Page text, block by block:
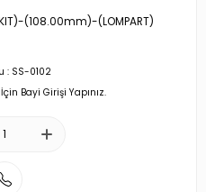
(108.00mm)-(LOMPART)
: SS-0102
Bayi Girişi Yapınız.